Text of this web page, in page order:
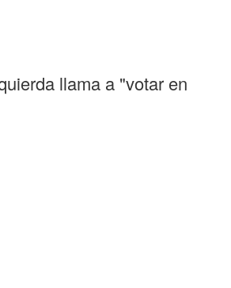
llama a "votar en